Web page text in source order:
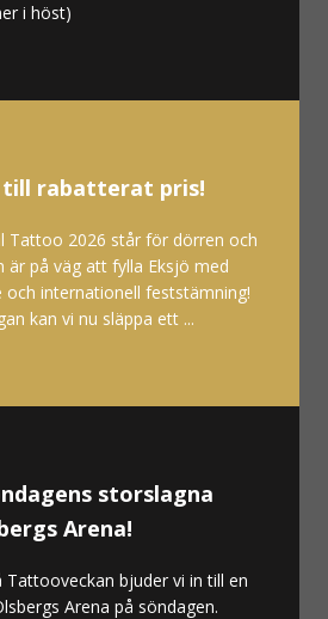
i höst)
rabatterat pris!
Tattoo 2026 står för dörren och
är på väg att fylla Eksjö med
och internationell feststämning!
kan vi nu släppa ett ...
storslagna
Arena!
Tattooveckan bjuder vi in till en
Arena på söndagen.